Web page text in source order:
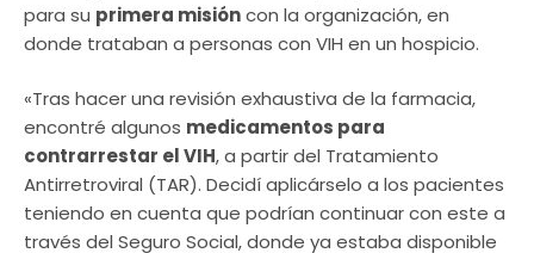
para su primera misióncon la organización, en
donde trataban a personas con VIH en un hospicio.
«Tras hacer una revisión exhaustiva de la farmacia,
encontré algunos medicamentos para
contrarrestar el VIH, a partir del Tratamiento
Antirretroviral (TAR). Decidí aplicárselo a los pacientes
teniendo en cuenta que podrían continuar con este a
través del Seguro Social, donde ya estaba disponible